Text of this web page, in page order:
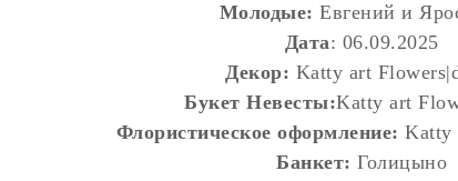
Молодые: Евгений и
Дата: 06.09.2025
Декор: Katty art
Букет Невесты:Katty art
Флористическое оформление: Katty
Банкет: Голицыно